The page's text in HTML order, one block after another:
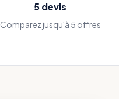
5 devis
Comparez jusqu'à 5 offres